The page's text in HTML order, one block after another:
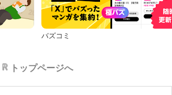
バズコミ
トップページへ